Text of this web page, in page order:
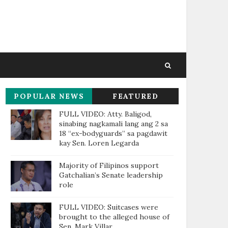
POPULAR NEWS
THIS WEEK
FEATURED
FULL VIDEO: Atty. Baligod,
sinabing nagkamali lang ang 2 sa
18 “ex-bodyguards” sa pagdawit
kay Sen. Loren Legarda
Majority of Filipinos support
Gatchalian’s Senate leadership
role
FULL VIDEO: Suitcases were
brought to the alleged house of